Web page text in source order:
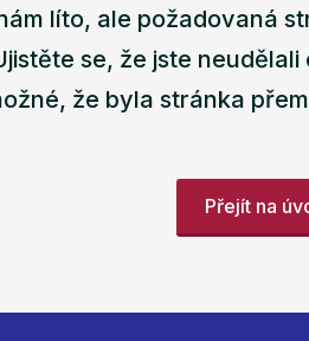
líto, ale požadovaná
se, že jste
že byla stránka
Přejít na